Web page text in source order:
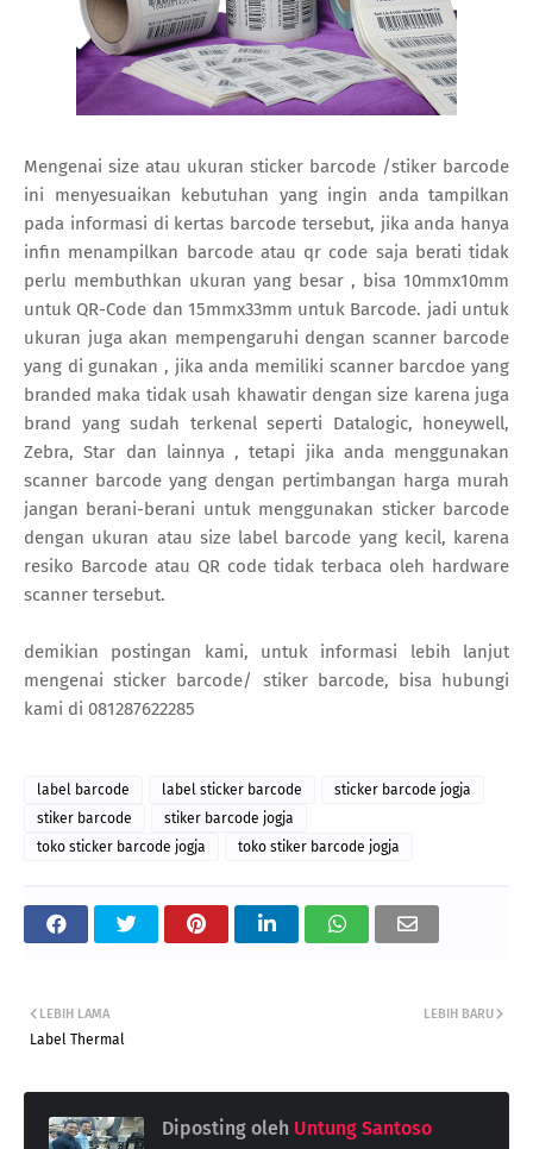
Mengenai size atau ukuran sticker barcode /stiker barcode
ini menyesuaikan kebutuhan yang ingin anda tampilkan
pada informasi di kertas barcode tersebut, jika anda hanya
infin menampilkan barcode atau qr code saja berati tidak
perlu membuthkan ukuran yang besar , bisa 10mmx10mm
untuk QR-Code dan 15mmx33mm untuk Barcode. jadi untuk
ukuran juga akan mempengaruhi dengan scanner barcode
yang di gunakan , jika anda memiliki scanner barcdoe yang
branded maka tidak usah khawatir dengan size karena juga
brand yang sudah terkenal seperti Datalogic, honeywell,
Zebra, Star dan lainnya , tetapi jika anda menggunakan
scanner barcode yang dengan pertimbangan harga murah
jangan berani-berani untuk menggunakan sticker barcode
dengan ukuran atau size label barcode yang kecil, karena
resiko Barcode atau QR code tidak terbaca oleh hardware
scanner tersebut.
demikian postingan kami, untuk informasi lebih lanjut
mengenai sticker barcode/ stiker barcode, bisa hubungi
kami di 081287622285
label barcode label sticker barcode
sticker barcode jogja
stiker barcode
stiker barcode jogja
toko sticker barcode jogja
toko stiker barcode jogja
LEBIH BARU
LEBIH LAMA
Label Thermal
Diposting oleh Untung Santoso